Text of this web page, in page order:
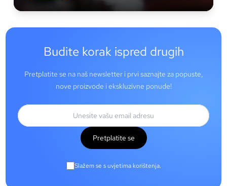
Budite korak ispred drugih
Pretplatite se na naš newsletter i prvi saznajte za popuste,
nove proizvode i ekskluzivne ponude!
Pretplatite se
Slažem se s uvjetima korištenja.